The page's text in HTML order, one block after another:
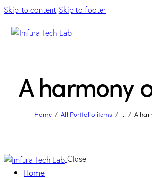
Skip to content Skip to footer
A harmony
Home All Portfolio items ... A
Close
Home